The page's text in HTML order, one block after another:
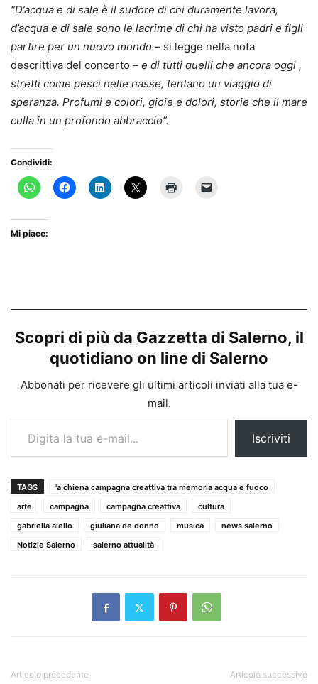
“D’acqua e di sale è il sudore di chi duramente lavora,
d’acqua e di sale sono le lacrime di chi ha visto padri e figli
partire per un nuovo mondo – si legge nella nota
descrittiva del concerto – e di tutti quelli che ancora oggi ,
stretti come pesci nelle nasse, tentano un viaggio di
speranza. Profumi e colori, gioie e dolori, storie che il mare
culla in un profondo abbraccio”.
Condividi:
Mi piace:
Scopri di più da Gazzetta di Salerno, il
quotidiano on line di Salerno
Abbonati per ricevere gli ultimi articoli inviati alla tua e-
mail.
Digita la tua e-mail...
Iscriviti
TAGS
'a chiena campagna creattiva tra memoria acqua e fuoco
arte
campagna campagna creattiva
cultura
gabriella aiello
giuliana de donno musica
news salerno
Notizie Salerno
salerno attualità
Articolo precedente Articolo successivo